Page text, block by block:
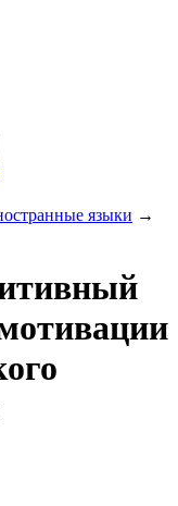
языки →